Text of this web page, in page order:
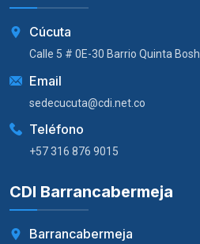
Cúcuta
Calle 5 # 0E-30 Barrio Quinta Bosh
Email
sedecucuta@cdi.net.co
Teléfono
+57 316 876 9015
CDI Barrancabermeja
Barrancabermeja